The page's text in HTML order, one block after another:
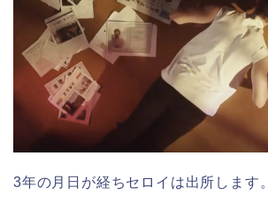
3年の月日が経ちセロイは出所します。